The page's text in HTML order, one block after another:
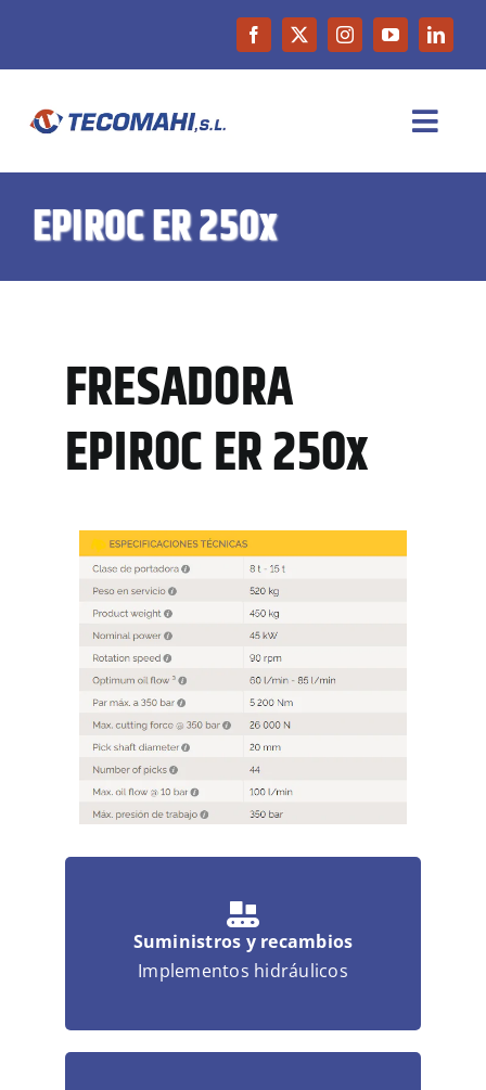
contenido
MAQUINARIA DE OCASIÓN
MULTIMEDIA
CONTACTO
EPIROC ER 250x
FRESADORA
EPIROC ER 250x
Suministros y recambios
Implementos hidráulicos